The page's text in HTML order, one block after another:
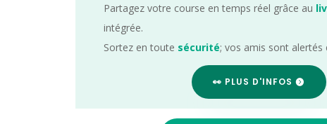
Partagez votre course en temps réel grâce au
intégrée.
Sortez en toute sécurité; vos amis sont alertés
👀 PLUS D'INFOS